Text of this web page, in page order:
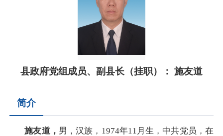
县政府党组成员、副县长（挂职）： 施友道
简介
施友道， 男，汉族，1974年11月生，中共党员，在